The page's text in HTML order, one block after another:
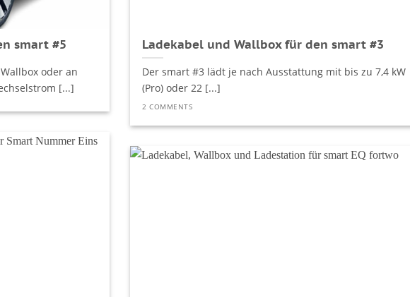
smart #5
oder an
[...]
Ladekabel und Wallbox für den smart #3
Der smart #3 lädt je nach Ausstattung mit bis zu 7,4 kW
(Pro) oder 22 [...]
2 COMMENTS